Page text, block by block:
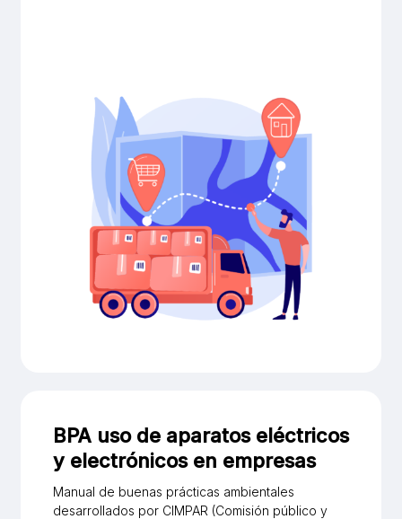
BPA uso de aparatos eléctricos
y electrónicos en empresas
Manual de buenas prácticas ambientales
desarrollados por CIMPAR (Comisión público y